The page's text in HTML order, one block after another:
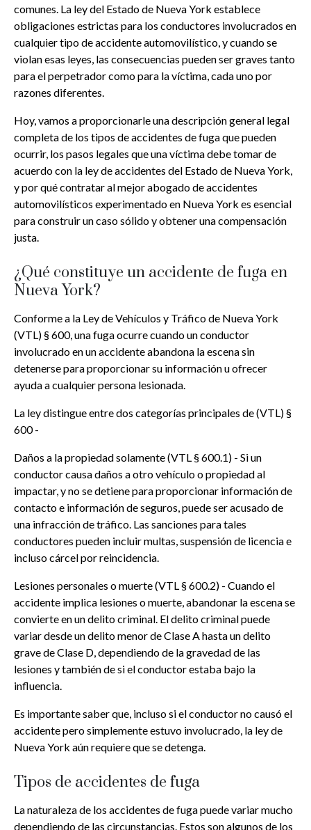
comunes. La ley del Estado de Nueva York establece
obligaciones estrictas para los conductores involucrados en
cualquier tipo de accidente automovilístico, y cuando se
violan esas leyes, las consecuencias pueden ser graves tanto
para el perpetrador como para la víctima, cada uno por
razones diferentes.
Hoy, vamos a proporcionarle una descripción general legal
completa de los tipos de accidentes de fuga que pueden
ocurrir, los pasos legales que una víctima debe tomar de
acuerdo con la ley de accidentes del Estado de Nueva York,
y por qué contratar al mejor abogado de accidentes
automovilísticos experimentado en Nueva York es esencial
para construir un caso sólido y obtener una compensación
justa.
¿Qué constituye un accidente de fuga en
Nueva York?
Conforme a la Ley de Vehículos y Tráfico de Nueva York
(VTL) § 600, una fuga ocurre cuando un conductor
involucrado en un accidente abandona la escena sin
detenerse para proporcionar su información u ofrecer
ayuda a cualquier persona lesionada.
La ley distingue entre dos categorías principales de (VTL) §
600 -
Daños a la propiedad solamente (VTL § 600.1) - Si un
conductor causa daños a otro vehículo o propiedad al
impactar, y no se detiene para proporcionar información de
contacto e información de seguros, puede ser acusado de
una infracción de tráfico. Las sanciones para tales
conductores pueden incluir multas, suspensión de licencia e
incluso cárcel por reincidencia.
Lesiones personales o muerte (VTL § 600.2) - Cuando el
accidente implica lesiones o muerte, abandonar la escena se
convierte en un delito criminal. El delito criminal puede
variar desde un delito menor de Clase A hasta un delito
grave de Clase D, dependiendo de la gravedad de las
lesiones y también de si el conductor estaba bajo la
influencia.
Es importante saber que, incluso si el conductor no causó el
accidente pero simplemente estuvo involucrado, la ley de
Nueva York aún requiere que se detenga.
Tipos de accidentes de fuga
La naturaleza de los accidentes de fuga puede variar mucho
dependiendo de las circunstancias. Estos son algunos de los